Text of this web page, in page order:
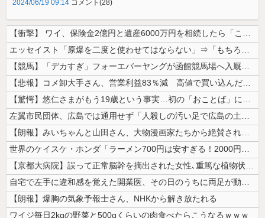
2024/06/19 09:14 コメント(28)
【衝撃】 ワイ、保険金2億円と遺産6000万円を相続したら「こう」なっ...
エッセイスト「原爆を二度と使わせてはならない」⇒「もちろん中国の核も非...
【競馬】「デカすぎ」フォーエバーヤングが函館競馬場へ入厩 573キロ ...
【悲報】コメ卸大手さん、営業利益83％減 高値で買い込んだ米が売れず「...
【驚愕】悠仁さまがもう19歳という事実…初の「おことば」にネット民驚嘆
左翼市民団体、広島では通用せず「人殺しの汚い足で広島の土を踏むな！」→...
【朗報】みいちゃんと山田さん、大物漫画家たちから絶賛されるｗｗｗｗ
世界のケイスケ・ホンダ「ラーメン700円は安すぎる！2000円にするべ...
【京都大病院】誤って正常脳幹を摘出された女性､重篤な植物状態だが意識は...
自宅で左手に違和感を覚えた開業医、その日のうちに両足が動かなくなり入院...
【朗報】爆胸の気象予報士さん、NHKから解き放たれる
ワイジ毎日2kgの野菜と500gくらいの肉食べたらこうなるｗｗｗ